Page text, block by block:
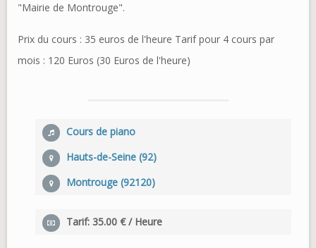
"Mairie de Montrouge".
Prix du cours : 35 euros de l'heure Tarif pour 4 cours par
mois : 120 Euros (30 Euros de l'heure)
Cours de piano
Hauts-de-Seine (92)
Montrouge (92120)
Tarif: 35.00 € / Heure